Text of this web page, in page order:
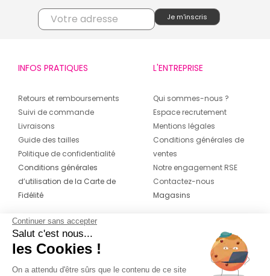
INFOS PRATIQUES
Retours et remboursements
Suivi de commande
Livraisons
Guide des tailles
Politique de confidentialité
Conditions générales
d’utilisation de la Carte de
Fidélité
L'ENTREPRISE
Qui sommes-nous ?
Espace recrutement
Mentions légales
Conditions générales de
ventes
Notre engagement RSE
Contactez-nous
Magasins
CONTACT
04 42 20 78 42
Du lundi au jeudi de 8h30 à 16h30 & le
Continuer sans accepter
Salut c'est nous...
les Cookies !
On a attendu d'être sûrs que le contenu de ce site